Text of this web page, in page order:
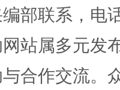
实 一纸欠
部联系，电
站属多元发
合作交流。